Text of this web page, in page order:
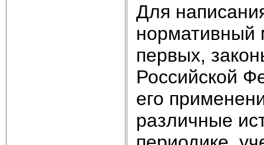
Для
нормативный
первых,
Российской
его
различные